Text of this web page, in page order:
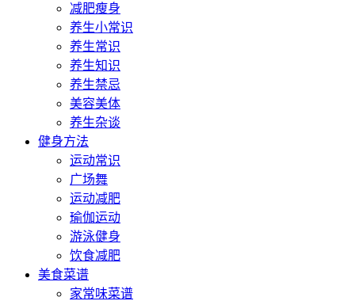
减肥瘦身
养生小常识
养生常识
养生知识
养生禁忌
美容美体
养生杂谈
健身方法
运动常识
广场舞
运动减肥
瑜伽运动
游泳健身
饮食减肥
美食菜谱
家常味菜谱